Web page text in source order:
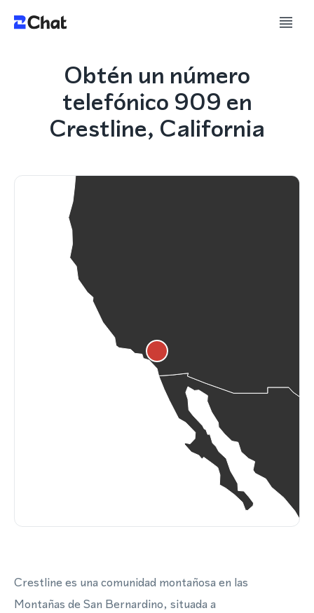
Obtén un número
telefónico 909 en
Crestline, California
Crestline es una comunidad montañosa en las
Montañas de San Bernardino, situada a